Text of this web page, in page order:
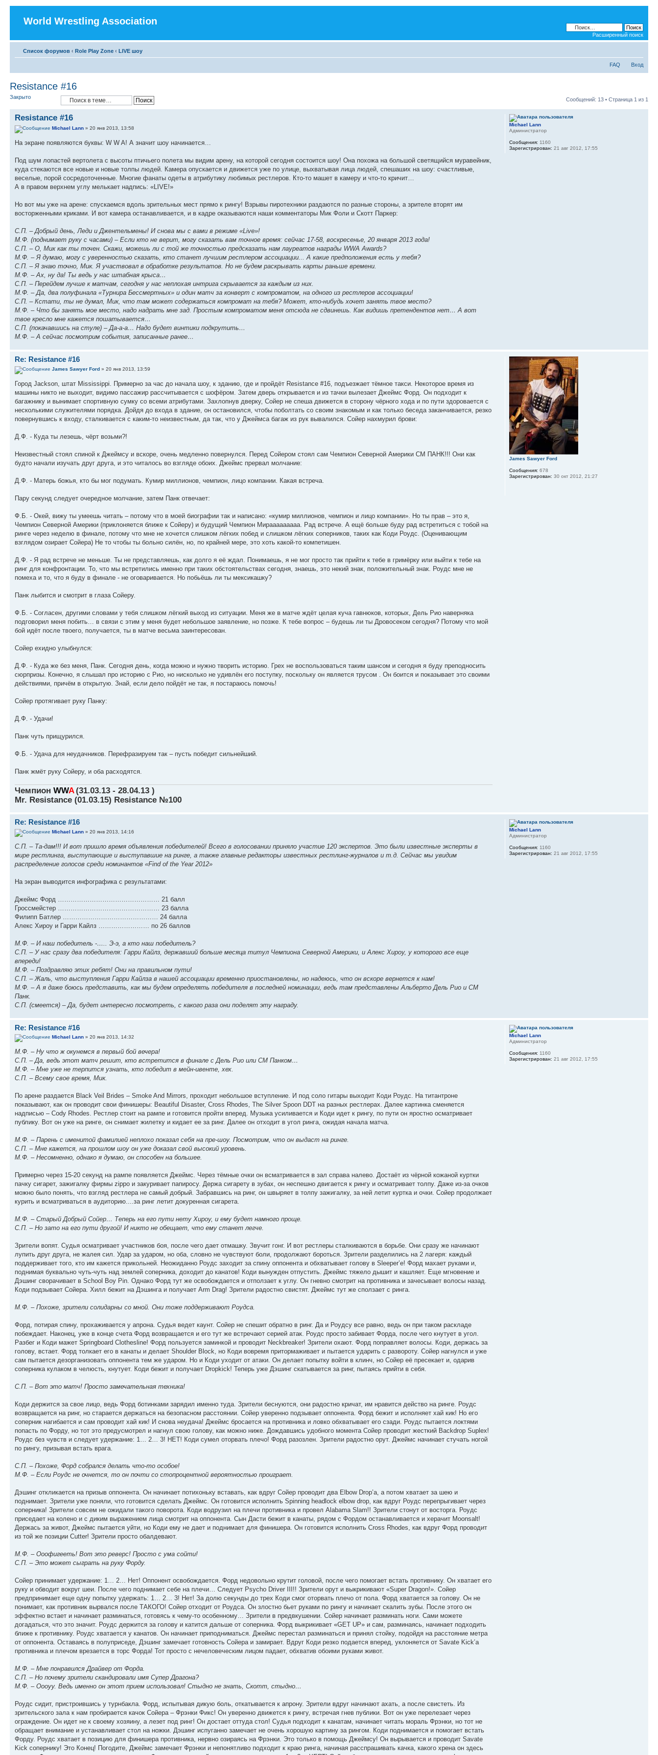
World Wrestling Association
Расширенный поиск
Список форумов ‹ Role Play Zone ‹ LIVE шоу
FAQ Вход
Resistance #16
Закрыто Сообщений: 13 • Страница 1 из 1
Resistance #16
Michael Lann » 20 янв 2013, 13:58
На экране появляются буквы: W W A! А значит шоу начинается…
Под шум лопастей вертолета с высоты птичьего полета мы видим арену, на которой сегодня состоится шоу! Она похожа на большой светящийся муравейник,
куда стекаются все новые и новые толпы людей. Камера опускается и движется уже по улице, выхватывая лица людей, спешаших на шоу: счастливые,
веселые, порой сосредоточенные. Многие фанаты одеты в атрибутику любимых рестлеров. Кто-то машет в камеру и что-то кричит…
А в правом верхнем углу мелькает надпись: «LIVE!»
Но вот мы уже на арене: спускаемся вдоль зрительных мест прямо к рингу! Взрывы пиротехники раздаются по разные стороны, а зрителе вторят им
восторженными криками. И вот камера останавливается, и в кадре оказываются наши комментаторы Мик Фоли и Скотт Паркер:
С.П. – Добрый день, Леди и Джентельмены! И снова мы с вами в режиме «Live»!
М.Ф. (поднимает руку с часами) – Если кто не верит, могу сказать вам точное время: сейчас 17-58, воскресенье, 20 января 2013 года!
С.П. – О, Мик как ты точен. Скажи, можешь ли с той же точностью предсказать нам лауреатов награды WWA Awards?
М.Ф. – Я думаю, могу с уверенностью сказать, кто станет лучшим рестлером ассоциации... А какие предположения есть у тебя?
С.П. – Я знаю точно, Мик. Я участвовал в обработке результатов. Но не будем раскрывать карты раньше времени.
М.Ф. – Ах, ну да! Ты ведь у нас штабная крыса…
С.П. – Перейдем лучше к матчам, сегодня у нас неплохая интрига скрывается за каждым из них.
М.Ф. – Да, два полуфинала «Турнира Бессмертных» и один матч за конверт с компроматом, на одного из рестлеров ассоциации!
С.П. – Кстати, ты не думал, Мик, что там может содержаться компромат на тебя? Может, кто-нибудь хочет занять твое место?
М.Ф. – Что бы занять мое место, надо надрать мне зад. Простым компроматом меня отсюда не сдвинешь. Как видишь претендентов нет… А вот
твое кресло мне кажется пошатывается…
С.П. (покачавшись на стуле) – Да-а-а… Надо будет винтики подкрутить…
М.Ф. – А сейчас посмотрим события, записанные ранее…
Michael Lann
Администратор
Сообщения: 1160
Зарегистрирован: 21 авг 2012, 17:55
Re: Resistance #16
James Sawyer Ford » 20 янв 2013, 13:59
Город Jackson, штат Mississippi. Примерно за час до начала шоу, к зданию, где и пройдёт Resistance #16, подъезжает тёмное такси. Некоторое время из
машины никто не выходит, видимо пассажир рассчитывается с шофёром. Затем дверь открывается и из тачки вылезает Джеймс Форд. Он подходит к
багажнику и вынимает спортивную сумку со всеми атрибутами. Захлопнув дверку, Сойер не спеша движется в сторону чёрного хода и по пути здоровается с
несколькими служителями порядка. Дойдя до входа в здание, он остановился, чтобы поболтать со своим знакомым и как только беседа заканчивается, резко
повернувшись к входу, сталкивается с каким-то неизвестным, да так, что у Джеймса багаж из рук вывалился. Сойер нахмурил брови:
Д.Ф. - Куда ты лезешь, чёрт возьми?!
Неизвестный стоял спиной к Джеймсу и вскоре, очень медленно повернулся. Перед Сойером стоял сам Чемпион Северной Америки СМ ПАНК!!! Они как
будто начали изучать друг друга, и это читалось во взгляде обоих. Джеймс прервал молчание:
Д.Ф. - Матерь божья, кто бы мог подумать. Кумир миллионов, чемпион, лицо компании. Какая встреча.
Пару секунд следует очередное молчание, затем Панк отвечает:
Ф.Б. - Окей, вижу ты умеешь читать – потому что в моей биографии так и написано: «кумир миллионов, чемпион и лицо компании». Но ты прав – это я,
Чемпион Северной Америки (приклоняется ближе к Сойеру) и будущий Чемпион Мирааааааааа. Рад встрече. А ещё больше буду рад встретиться с тобой на
ринге через неделю в финале, потому что мне не хочется слишком лёгких побед и слишком лёгких соперников, таких как Коди Роудс. (Оценивающим
взглядом озирает Сойера) Не то чтобы ты больно силён, но, по крайней мере, это хоть какой-то компетишен.
Д.Ф. - Я рад встрече не меньше. Ты не представляешь, как долго я её ждал. Понимаешь, я не мог просто так прийти к тебе в гримёрку или выйти к тебе на
ринг для конфронтации. То, что мы встретились именно при таких обстоятельствах сегодня, знаешь, это некий знак, положительный знак. Роудс мне не
помеха и то, что я буду в финале - не оговаривается. Но побьёшь ли ты мексикашку?
Панк лыбится и смотрит в глаза Сойеру.
Ф.Б. - Согласен, другими словами у тебя слишком лёгкий выход из ситуации. Меня же в матче ждёт целая куча гавнюков, которых, Дель Рио наверняка
подговорил меня побить… в связи с этим у меня будет небольшое заявление, но позже. К тебе вопрос – будешь ли ты Дровосеком сегодня? Потому что мой
бой идёт после твоего, получается, ты в матче весьма заинтересован.
Сойер ехидно улыбнулся:
Д.Ф. - Куда же без меня, Панк. Сегодня день, когда можно и нужно творить историю. Грех не воспользоваться таким шансом и сегодня я буду преподносить
сюрпризы. Конечно, я слышал про историю с Рио, но нисколько не удивлён его поступку, поскольку он является трусом . Он боится и показывает это своими
действиями, причём в открытую. Знай, если дело пойдёт не так, я постараюсь помочь!
Сойер протягивает руку Панку:
Д.Ф. - Удачи!
Панк чуть прищурился.
Ф.Б. - Удача для неудачников. Перефразируем так – пусть победит сильнейший.
Панк жмёт руку Сойеру, и оба расходятся.
Чемпион WWA(31.03.13 - 28.04.13 )
Mr. Resistance (01.03.15) Resistance №100
James Sawyer Ford
Сообщения: 678
Зарегистрирован: 30 окт 2012, 21:27
Re: Resistance #16
Michael Lann » 20 янв 2013, 14:16
С.П. – Та-дам!!! И вот пришло время объявления победителей! Всего в голосовании приняло участие 120 экспертов. Это были известные эксперты в
мире рестлинга, выступающие и выступавшие на ринге, а также главные редакторы известных рестлинг-журналов и т.д. Сейчас мы увидим
распределение голосов среди номинантов «Find of the Year 2012»
На экран выводится инфографика с результатами:
Джеймс Форд ………………………………………… 21 балл
Гроссмейстер ………………………………………… 23 балла
Филипп Батлер ……………………………………… 24 балла
Алекс Хироу и Гарри Кайлз …………………… по 26 баллов
М.Ф. – И наш победитель -….. Э-э, а кто наш победитель?
С.П. – У нас сразу два победителя: Гарри Кайлз, державший больше месяца титул Чемпиона Северной Америки, и Алекс Хироу, у которого все еще
впереди!
М.Ф. – Поздравляю этих ребят! Они на правильном пути!
С.П. – Жаль, что выступления Гарри Кайлза в нашей ассоциации временно приостановлены, но надеюсь, что он вскоре вернется к нам!
М.Ф. – А я даже боюсь представить, как мы будем определять победителя в последней номинации, ведь там представлены Альберто Дель Рио и СМ
Панк.
С.П. (смеется) – Да, будет интересно посмотреть, с какого раза они поделят эту награду.
Michael Lann
Администратор
Сообщения: 1160
Зарегистрирован: 21 авг 2012, 17:55
Re: Resistance #16
Michael Lann » 20 янв 2013, 14:32
М.Ф. – Ну что ж окунемся в первый бой вечера!
С.П. – Да, ведь этот матч решит, кто встретится в финале с Дель Рио или СМ Панком…
М.Ф. – Мне уже не терпится узнать, кто победит в мейн-ивенте, хех.
С.П. – Всему свое время, Мик.
По арене раздается Black Veil Brides – Smoke And Mirrors, проходит небольшое вступление. И под соло гитары выходит Коди Роудс. На титантроне
показывают, как он проводит свои финишеры: Beautiful Disaster, Cross Rhodes, The Silver Spoon DDT на разных рестлерах. Далее картинка сменяется
надписью – Cody Rhodes. Рестлер стоит на рампе и готовится пройти вперед. Музыка усиливается и Коди идет к рингу, по пути он яростно осматривает
публику. Вот он уже на ринге, он снимает жилетку и кидает ее за ринг. Далее он отходит в угол ринга, ожидая начала матча.
М.Ф. – Парень с именитой фамилией неплохо показал себя на пре-шоу. Посмотрим, что он выдаст на ринге.
С.П. – Мне кажется, на прошлом шоу он уже доказал свой высокий уровень.
М.Ф. – Несомненно, однако я думаю, он способен на большее.
Примерно через 15-20 секунд на рампе появляется Джеймс. Через тёмные очки он всматривается в зал справа налево. Достаёт из чёрной кожаной куртки
пачку сигарет, зажигалку фирмы zippo и закуривает папиросу. Держа сигарету в зубах, он неспешно двигается к рингу и осматривает толпу. Даже из-за очков
можно было понять, что взгляд рестлера не самый добрый. Забравшись на ринг, он швыряет в толпу зажигалку, за ней летит куртка и очки. Сойер продолжает
курить и всматриваться в аудиторию....за ринг летит докуренная сигарета.
М.Ф. – Старый Добрый Сойер… Теперь на его пути нету Хироу, и ему будет намного проще.
С.П. – Но зато на его пути другой! И никто не обещает, что ему станет легче.
Зрители вопят. Судья осматривает участников боя, после чего дает отмашку. Звучит гонг. И вот рестлеры сталкиваются в борьбе. Они сразу же начинают
лупить друг друга, не жалея сил. Удар за ударом, но оба, словно не чувствуют боли, продолжают бороться. Зрители разделились на 2 лагеря: каждый
поддерживает того, кто им кажется прикольней. Неожиданно Роудс заходит за спину оппонента и обхватывает голову в Sleeper’е! Форд махает руками и,
поднимая буквально чуть-чуть над землей соперника, доходит до канатов! Коди вынужден отпустить. Джеймс тяжело дышит и кашляет. Еще мгновение и
Дэшинг сворачивает в School Boy Pin. Однако Форд тут же освобождается и отползает к углу. Он гневно смотрит на противника и зачесывает волосы назад.
Коди подзывает Сойера. Хилл бежит на Дэшинга и получает Arm Drag! Зрители радостно свистят. Джеймс тут же сползает с ринга.
М.Ф. – Похоже, зрители солидарны со мной. Они тоже поддерживают Роудса.
Форд, потирая спину, прохаживается у апрона. Судья ведет каунт. Сойер не спешит обратно в ринг. Да и Роудсу все равно, ведь он при таком раскладе
побеждает. Наконец, уже в конце счета Форд возвращается и его тут же встречают серией атак. Роудс просто забивает Форда, после чего кнутует в угол.
Разбег и Коди мажет Springboard Clothesline! Форд пользуется заминкой и проводит Neckbreaker! Зрители охают. Форд поправляет волосы. Коди, держась за
голову, встает. Форд толкает его в канаты и делает Shoulder Block, но Коди вовремя притормаживает и пытается ударить с развороту. Сойер нагнулся и уже
сам пытается дезорганизовать оппонента тем же ударом. Но и Коди уходит от атаки. Он делает попытку войти в клинч, но Сойер её пресекает и, одарив
соперника кулаком в челюсть, кнутует. Коди бежит и получает Dropkick! Теперь уже Дэшинг скатывается за ринг, пытаясь прийти в себя.
С.П. – Вот это матч! Просто замечательная техника!
Коди держится за свое лицо, ведь Форд ботинками зарядил именно туда. Зрители беснуются, они радостно кричат, им нравится действо на ринге. Роудс
возвращается на ринг, но старается держаться на безопасном расстоянии. Сойер уверенно подзывает оппонента. Форд бежит и исполняет хай кик! Но его
соперник нагибается и сам проводит хай кик! И снова неудача! Джеймс бросается на противника и ловко обхватывает его сзади. Роудс пытается локтями
попасть по Форду, но тот это предусмотрел и нагнул свою голову, как можно ниже. Дождавшись удобного момента Сойер проводит жесткий Backdrop Suplex!
Роудс без чувств и следует удержание: 1… 2… 3! НЕТ! Коди сумел оторвать плечо! Форд разозлен. Зрители радостно орут. Джеймс начинает стучать ногой
по рингу, призывая встать врага.
С.П. – Похоже, Форд собрался делать что-то особое!
М.Ф. – Если Роудс не очнется, то он почти со стопроцентной вероятностью проиграет.
Дэшинг откликается на призыв оппонента. Он начинает потихоньку вставать, как вдруг Сойер проводит два Elbow Drop’а, а потом хватает за шею и
поднимает. Зрители уже поняли, что готовится сделать Джеймс. Он готовится исполнить Spinning headlock elbow drop, как вдруг Роудс перепрыгивает через
соперника! Зрители совсем не ожидали такого поворота. Коди водрузил на плечи противника и провел Alabama Slam!! Зрители стонут от восторга. Роудс
приседает на колено и с диким выражением лица смотрит на оппонента. Сын Дасти бежит в канаты, рядом с Фордом останавливается и херачит Moonsalt!
Держась за живот, Джеймс пытается уйти, но Коди ему не дает и поднимает для финишера. Он готовится исполнить Cross Rhodes, как вдруг Форд проводит
из той же позиции Cutter! Зрители просто обалдевают.
М.Ф. – Ооофигееть! Вот это реверс! Просто с ума сойти!
С.П. – Это может сыграть на руку Форду.
Сойер принимает удержание: 1… 2… Нет! Оппонент освобождается. Форд недовольно крутит головой, после чего помогает встать противнику. Он хватает его
руку и обводит вокруг шеи. После чего поднимает себе на плечи… Следует Psycho Driver III!! Зрители орут и выкрикивают «Super Dragon!». Сойер
предпринимает еще одну попытку удержать: 1… 2… 3! Нет! За долю секунды до трех Коди смог оторвать плечо от пола. Форд хватается за голову. Он не
понимает, как противник вырвался после ТАКОГО! Сойер отходит от Роудса. Он злостно бьет руками по рингу и начинает скалить зубы. После этого он
эффектно встает и начинает разминаться, готовясь к чему-то особенному… Зрители в предвкушении. Сойер начинает разминать ноги. Сами можете
догадаться, что это значит. Роудс держится за голову и катится дальше от соперника. Форд выкрикивает «GET UP» и сам, разминаясь, начинает подходить
ближе к противнику. Роудс хватается у канатов. Он начинает приподниматься. Джеймс перестал разминаться и принял стойку, подойдя на расстояние метра
от оппонента. Оставаясь в полуприседе, Дэшинг замечает готовность Сойера и замирает. Вдруг Коди резко подается вперед, уклоняется от Savate Kick’а
противника и плечом врезается в торс Форда! Тот просто с нечеловеческим лицом падает, обхватив обоими руками живот.
М.Ф. – Мне понравился Драйвер от Форда.
С.П. – Но почему зрители скандировали имя Супер Драгона?
М.Ф. – Оооуу. Ведь именно он этот прием использовал! Стыдно не знать, Скотт, стыдно…
Роудс сидит, пристроившись у турнбакла. Форд, испытывая дикую боль, откатывается к апрону. Зрители вдруг начинают ахать, а после свистеть. Из
зрительского зала к нам пробирается качок Сойера – Фрэнки Фикс! Он уверенно движется к рингу, встречая гнев публики. Вот он уже перелезает через
ограждение. Он идет не к своему хозяину, а лезет под ринг! Он достает оттуда стол! Судья подходит к канатам, начинает читать мораль Фрэнки, но тот не
обращает внимание и устанавливает стол на ножки. Дэшинг испуганно замечает не очень хорошую картину за рингом. Коди поднимается и помогает встать
Форду. Роудс хватает в позицию для финишера противника, нервно озираясь на Фрэнки. Это только в помощь Джеймсу! Он вырывается и проводит Savate
Kick сопернику! Это Конец! Погодите, Джеймс замечает Фрэнки и непонятливо подходит к краю ринга, начиная расспрашивать качка, какого хрена он здесь
Michael Lann
Администратор
Сообщения: 1160
Зарегистрирован: 21 авг 2012, 17:55